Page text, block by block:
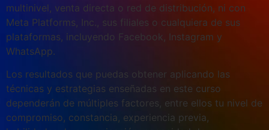
multinivel, venta directa o red de distribución, ni con
Meta Platforms, Inc., sus filiales o cualquiera de sus
plataformas, incluyendo Facebook, Instagram y
WhatsApp.
Los resultados que puedas obtener aplicando las
técnicas y estrategias enseñadas en este curso
dependerán de múltiples factores, entre ellos tu nivel de
compromiso, constancia, experiencia previa,